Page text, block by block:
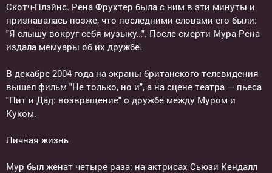
Скотч-Плэйнс. Рена Фрухтер была с ним в эти минуты и
признавалась позже, что последними словами его были:
"Я слышу вокруг себя музыку…". После смерти Мура Рена
издала мемуары об их дружбе.
В декабре 2004 года на экраны британского телевидения
вышел фильм "Не только, но и", а на сцене театра — пьеса
"Пит и Дад: возвращение" о дружбе между Муром и
Куком.
Личная жизнь
Мур был женат четыре раза: на актрисах Сьюзи Кендалл